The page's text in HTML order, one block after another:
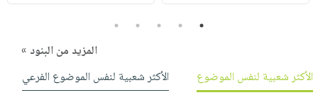
1
2
3
4
5
المزيد من البنود »
الأكثر شعبية لنفس الموضوع
الأكثر شعبية لنفس الموضوع الفرعي